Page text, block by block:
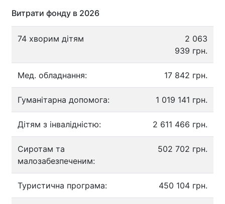
Витрати фонду в 2026
74 хворим дітям
2 063
939 грн.
Мед. обладнання: 17 842 грн.
Гуманітарна допомога: 1 019 141 грн.
Дітям з інвалідністю: 2 611 466 грн.
Сиротам та
малозабезпеченим:
502 702 грн.
Туристична програма: 450 104 грн.